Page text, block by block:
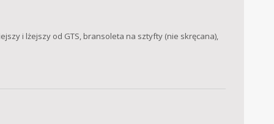
i lżejszy od GTS, bransoleta na sztyfty (nie skręcana),